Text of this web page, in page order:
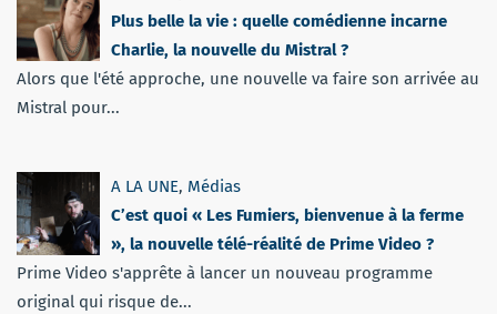
Plus belle la vie : quelle comédienne incarne
Charlie, la nouvelle du Mistral ?
Alors que l'été approche, une nouvelle va faire son arrivée au
Mistral pour...
A LA UNE, Médias
C’est quoi « Les Fumiers, bienvenue à la ferme
», la nouvelle télé-réalité de Prime Video ?
Prime Video s'apprête à lancer un nouveau programme
original qui risque de...